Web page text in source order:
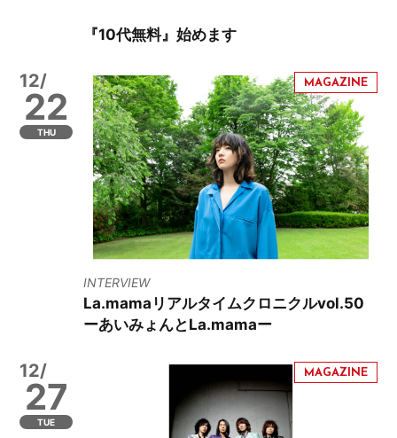
『10代無料』始めます
12/
22
THU
INTERVIEW
La.mamaリアルタイムクロニクルvol.50
ーあいみょんとLa.mamaー
12/
27
TUE